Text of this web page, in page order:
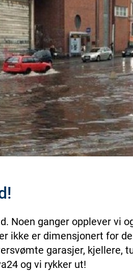
Noen ganger opplever vi
ikke er dimensjonert for de
garasjer, kjellere,
og vi rykker ut!